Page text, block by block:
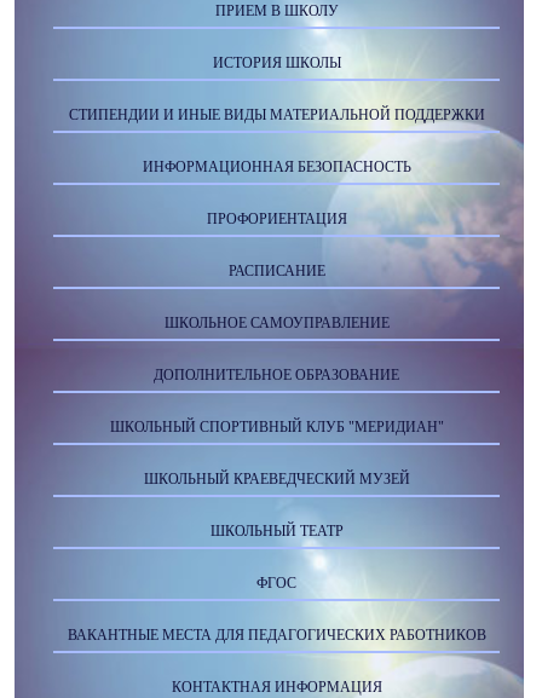
ПРИЕМ В ШКОЛУ
ИСТОРИЯ ШКОЛЫ
СТИПЕНДИИ И ИНЫЕ ВИДЫ МАТЕРИАЛЬНОЙ ПОДДЕРЖКИ
ИНФОРМАЦИОННАЯ БЕЗОПАСНОСТЬ
ПРОФОРИЕНТАЦИЯ
РАСПИСАНИЕ
ШКОЛЬНОЕ САМОУПРАВЛЕНИЕ
ДОПОЛНИТЕЛЬНОЕ ОБРАЗОВАНИЕ
ШКОЛЬНЫЙ СПОРТИВНЫЙ КЛУБ "МЕРИДИАН"
ШКОЛЬНЫЙ КРАЕВЕДЧЕСКИЙ МУЗЕЙ
ШКОЛЬНЫЙ ТЕАТР
ФГОС
ВАКАНТНЫЕ МЕСТА ДЛЯ ПЕДАГОГИЧЕСКИХ РАБОТНИКОВ
КОНТАКТНАЯ ИНФОРМАЦИЯ